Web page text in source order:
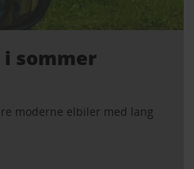
sommer
moderne elbiler med lang